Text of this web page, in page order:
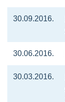
30.09.2016.
30.06.2016.
30.03.2016.